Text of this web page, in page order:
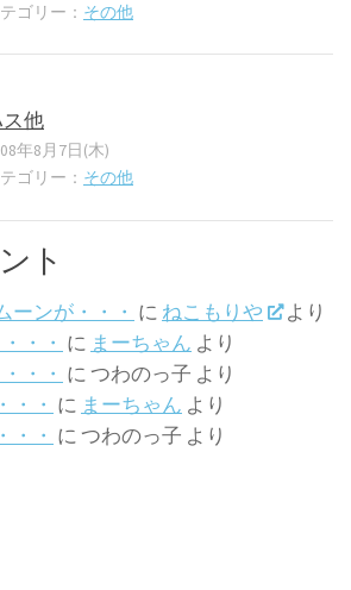
ゴリー： その他
他
年8月7日(木)
ゴリー： その他
ト
ーンが・・・ に ねこもりや
より
・・ に まーちゃん より
・・ に つわのっ子 より
・ に まーちゃん より
・ に つわのっ子 より